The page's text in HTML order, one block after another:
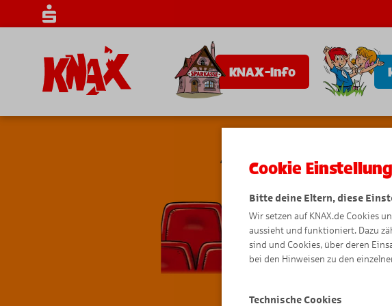
KNAX-Info
Cookie
Bitte deine Eltern, diese
Wir setzen auf KNAX.de Cookies
aussieht und funktioniert. Dazu
sind und Cookies, über deren
bei den Hinweisen zu den
Technische Cookies